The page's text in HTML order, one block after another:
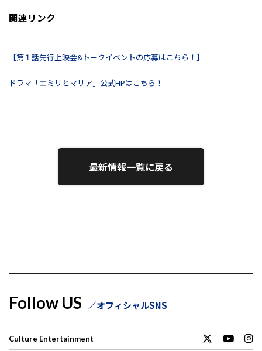
関連リンク
【第１話先行上映会&トークイベントの応募はこちら！】
ドラマ「エミリとマリア」公式HPはこちら！
最新情報一覧に戻る
Follow US オフィシャルSNS
Culture Entertainment